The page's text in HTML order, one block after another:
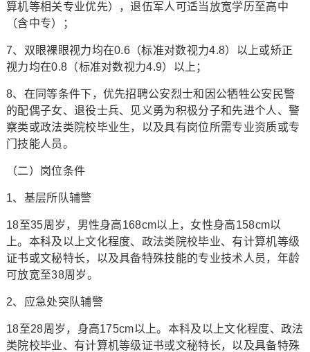
算机等相关专业优先），退伍军人可适当放宽学历至高中
（含中专）；
7、双眼裸眼视力均在0.6（标准对数视力4.8）以上或矫正
视力均在0.8（标准对数视力4.9）以上；
8、在同等条件下，优先招聘公安烈士和因公牺牲公安民警
的配偶子女、退役士兵、见义勇为积极分子和先进个人、警
察类或政法类院校毕业生，以及具有岗位所需专业资质或专
门技能人员。
（二）岗位条件
1、基层所队辅警
18至35周岁，男性身高168cm以上，女性身高158cm以
上。本科及以上文化程度、政法类院校毕业、有计算机等级
证书或文秘特长，以及具备特殊技能的专业技术人员，年龄
可放宽至38周岁。
2、应急处突队辅警
18至28周岁，身高175cm以上。本科及以上文化程度、政法
类院校毕业、有计算机等级证书或文秘特长，以及具备特殊